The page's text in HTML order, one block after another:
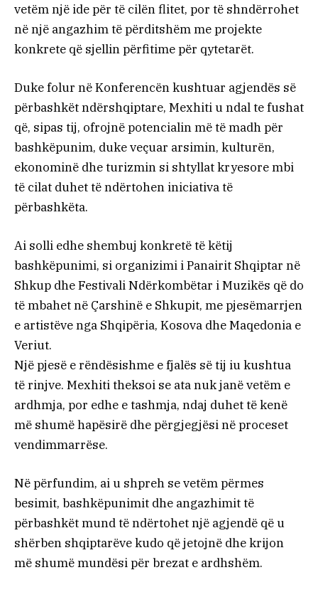
vetëm një ide për të cilën flitet, por të shndërrohet
në një angazhim të përditshëm me projekte
konkrete që sjellin përfitime për qytetarët.
Duke folur në Konferencën kushtuar agjendës së
përbashkët ndërshqiptare, Mexhiti u ndal te fushat
që, sipas tij, ofrojnë potencialin më të madh për
bashkëpunim, duke veçuar arsimin, kulturën,
ekonominë dhe turizmin si shtyllat kryesore mbi
të cilat duhet të ndërtohen iniciativa të
përbashkëta.
Ai solli edhe shembuj konkretë të këtij
bashkëpunimi, si organizimi i Panairit Shqiptar në
Shkup dhe Festivali Ndërkombëtar i Muzikës që do
të mbahet në Çarshinë e Shkupit, me pjesëmarrjen
e artistëve nga Shqipëria, Kosova dhe Maqedonia e
Veriut.
Një pjesë e rëndësishme e fjalës së tij iu kushtua
të rinjve. Mexhiti theksoi se ata nuk janë vetëm e
ardhmja, por edhe e tashmja, ndaj duhet të kenë
më shumë hapësirë dhe përgjegjësi në proceset
vendimmarrëse.
Në përfundim, ai u shpreh se vetëm përmes
besimit, bashkëpunimit dhe angazhimit të
përbashkët mund të ndërtohet një agjendë që u
shërben shqiptarëve kudo që jetojnë dhe krijon
më shumë mundësi për brezat e ardhshëm.